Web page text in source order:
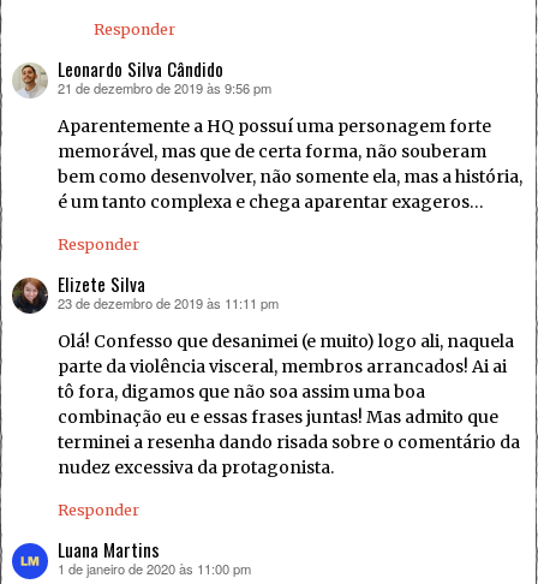
Responder
Leonardo Silva Cândido
disse:
21 de dezembro de 2019 às 9:56 pm
Aparentemente a HQ possuí uma personagem forte
memorável, mas que de certa forma, não souberam
bem como desenvolver, não somente ela, mas a história,
é um tanto complexa e chega aparentar exageros…
Responder
Elizete Silva
disse:
23 de dezembro de 2019 às 11:11 pm
Olá! Confesso que desanimei (e muito) logo ali, naquela
parte da violência visceral, membros arrancados! Ai ai
tô fora, digamos que não soa assim uma boa
combinação eu e essas frases juntas! Mas admito que
terminei a resenha dando risada sobre o comentário da
nudez excessiva da protagonista.
Responder
Luana Martins
disse:
1 de janeiro de 2020 às 11:00 pm